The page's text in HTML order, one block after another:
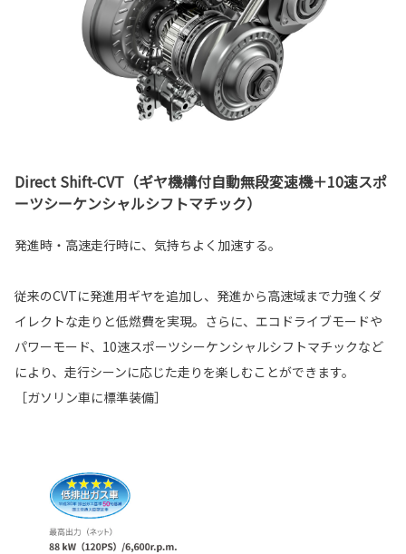
Direct Shift-CVT（ギヤ機構付自動無段変速機＋10速スポ
ーツシーケンシャルシフトマチック）
発進時・高速走行時に、気持ちよく加速する。
従来のCVTに発進用ギヤを追加し、発進から高速域まで力強くダ
イレクトな走りと低燃費を実現。さらに、エコドライブモードや
パワーモード、10速スポーツシーケンシャルシフトマチックなど
により、走行シーンに応じた走りを楽しむことができます。
［ガソリン車に標準装備］